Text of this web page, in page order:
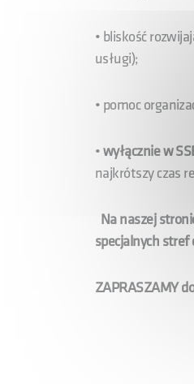
• bliskość
usługi);
• pomoc
•wyłącznie w
najkrótszy czas
Na naszej
specjalnych stref
ZAPRASZAMY